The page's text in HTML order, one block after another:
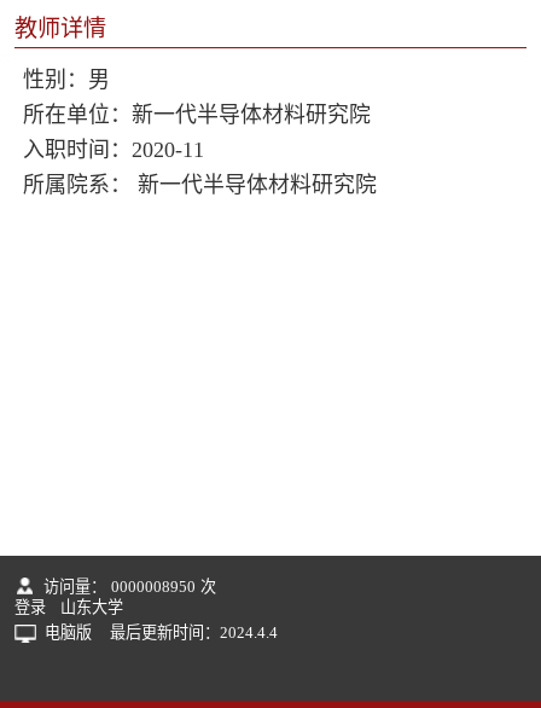
教师详情
性别：男
所在单位：新一代半导体材料研究院
入职时间：2020-11
所属院系： 新一代半导体材料研究院
访问量： 0000008950 次
登录
山东大学
电脑版
最后更新时间： 2024.4.4